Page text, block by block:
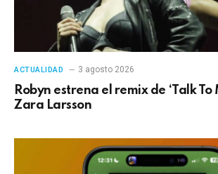
ACTUALIDAD 3 agosto 2026
Robyn estrena el remix de ‘Talk To
Zara Larsson